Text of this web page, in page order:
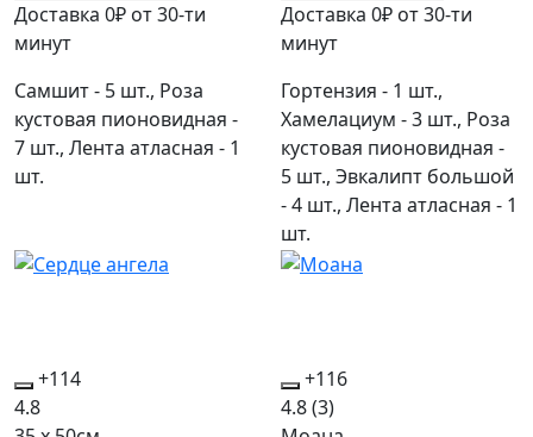
Доставка 0₽ от 30-ти
минут
Самшит - 5 шт., Роза
кустовая пионовидная -
7 шт., Лента атласная - 1
шт.
Доставка 0₽ от 30-ти
минут
Гортензия - 1 шт.,
Хамелациум - 3 шт., Роза
кустовая пионовидная -
5 шт., Эвкалипт большой
- 4 шт., Лента атласная - 1
шт.
+114
4.8
+116
4.8(3)